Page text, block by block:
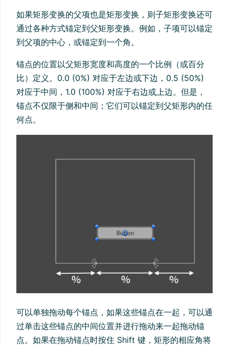
如果矩形变换的父项也是矩形变换，则子矩形变换还可
通过各种方式锚定到父矩形变换。例如，子项可以锚定
到父项的中心，或锚定到一个角。
锚点的位置以父矩形宽度和高度的一个比例（或百分
比）定义。0.0 (0%) 对应于左边或下边，0.5 (50%)
对应于中间，1.0 (100%) 对应于右边或上边。但是，
锚点不仅限于侧和中间；它们可以锚定到父矩形内的任
何点。
可以单独拖动每个锚点，如果这些锚点在一起，可以通
过单击这些锚点的中间位置并进行拖动来一起拖动锚
点。如果在拖动锚点时按住 Shift 键，矩形的相应角将